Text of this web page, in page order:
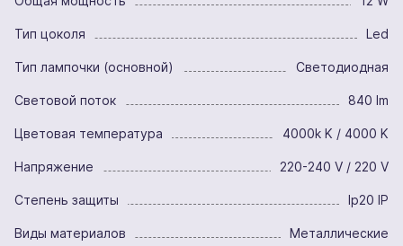
Тип цоколя Led
Тип лампочки (основной) Светодиодная
Световой поток 840 lm
Цветовая температура 4000k K / 4000 K
Напряжение 220-240 V / 220 V
Степень защиты Ip20 IP
Виды материалов Металлические